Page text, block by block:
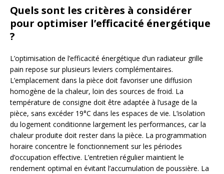
Quels sont les critères à considérer
pour optimiser l’efficacité énergétique
?
L’optimisation de l’efficacité énergétique d’un radiateur grille
pain repose sur plusieurs leviers complémentaires.
L’emplacement dans la pièce doit favoriser une diffusion
homogène de la chaleur, loin des sources de froid. La
température de consigne doit être adaptée à l’usage de la
pièce, sans excéder 19°C dans les espaces de vie. L’isolation
du logement conditionne largement les performances, car la
chaleur produite doit rester dans la pièce. La programmation
horaire concentre le fonctionnement sur les périodes
d’occupation effective. L’entretien régulier maintient le
rendement optimal en évitant l’accumulation de poussière. La